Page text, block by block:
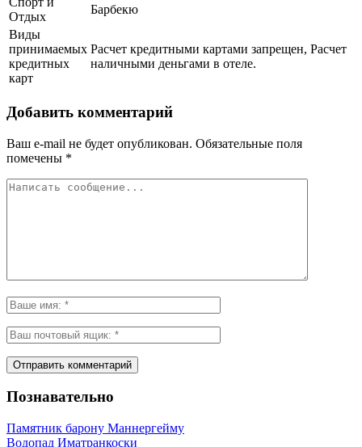
Отдых
Барбекю
Виды
принимаемых
кредитных
карт
Расчет кредитными картами запрещен, Расчет
наличными деньгами в отеле.
Добавить комментарий
Ваш e-mail не будет опубликован. Обязательные поля
помечены *
Познавательно
Памятник барону Маннергейму
Водопад Иматранкоски